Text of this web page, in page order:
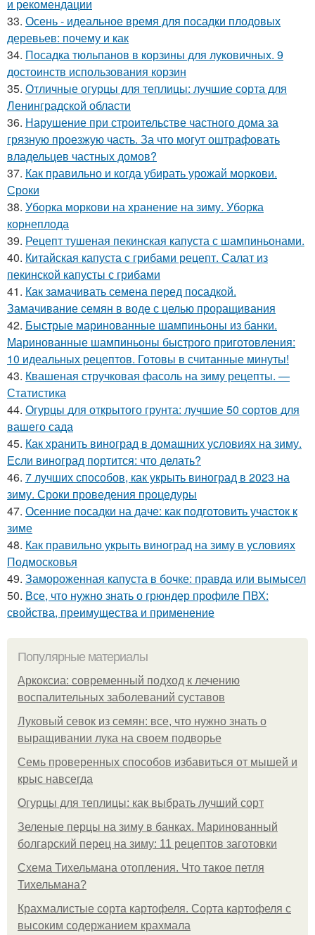
и рекомендации
33. Осень - идеальное время для посадки плодовых
деревьев: почему и как
34. Посадка тюльпанов в корзины для луковичных. 9
достоинств использования корзин
35. Отличные огурцы для теплицы: лучшие сорта для
Ленинградской области
36. Нарушение при строительстве частного дома за
грязную проезжую часть. За что могут оштрафовать
владельцев частных домов?
37. Как правильно и когда убирать урожай моркови.
Сроки
38. Уборка моркови на хранение на зиму. Уборка
корнеплода
39. Рецепт тушеная пекинская капуста с шампиньонами.
40. Китайская капуста с грибами рецепт. Салат из
пекинской капусты с грибами
41. Как замачивать семена перед посадкой.
Замачивание семян в воде с целью проращивания
42. Быстрые маринованные шампиньоны из банки.
Маринованные шампиньоны быстрого приготовления:
10 идеальных рецептов. Готовы в считанные минуты!
43. Квашеная стручковая фасоль на зиму рецепты. —
Статистика
44. Огурцы для открытого грунта: лучшие 50 сортов для
вашего сада
45. Как хранить виноград в домашних условиях на зиму.
Если виноград портится: что делать?
46. 7 лучших способов, как укрыть виноград в 2023 на
зиму. Сроки проведения процедуры
47. Осенние посадки на даче: как подготовить участок к
зиме
48. Как правильно укрыть виноград на зиму в условиях
Подмосковья
49. Замороженная капуста в бочке: правда или вымысел
50. Все, что нужно знать о грюндер профиле ПВХ:
свойства, преимущества и применение
Популярные материалы
Аркоксиа: современный подход к лечению
воспалительных заболеваний суставов
Луковый севок из семян: все, что нужно знать о
выращивании лука на своем подворье
Семь проверенных способов избавиться от мышей и
крыс навсегда
Огурцы для теплицы: как выбрать лучший сорт
Зеленые перцы на зиму в банках. Маринованный
болгарский перец на зиму: 11 рецептов заготовки
Схема Тихельмана отопления. Что такое петля
Тихельмана?
Крахмалистые сорта картофеля. Сорта картофеля с
высоким содержанием крахмала